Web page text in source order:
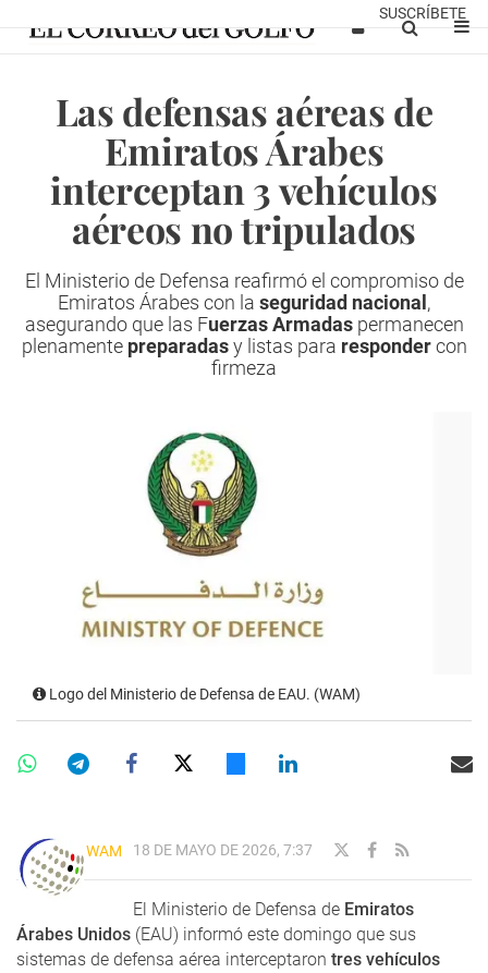
SUSCRÍBETE
Las defensas aéreas de
Emiratos Árabes
interceptan 3 vehículos
aéreos no tripulados
El Ministerio de Defensa reafirmó el compromiso de
Emiratos Árabes con la seguridad nacional ,
asegurando que las Fuerzas Armadas permanecen
plenamente preparadasy listas para respondercon
firmeza
Logo del Ministerio de Defensa de EAU. (WAM)
WAM 18 DE MAYO DE 2026, 7:37
El Ministerio de Defensa de Emiratos
Árabes Unidos (EAU) informó este domingo que sus
sistemas de defensa aérea interceptaron tres vehículos